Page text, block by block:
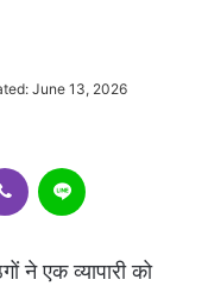
June 13, 2026
Viber
ने एक व्यापारी को